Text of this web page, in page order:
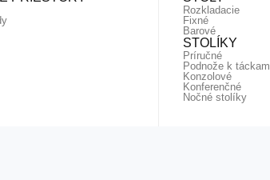
Rozkladacie
Fixné
Barové
STOLÍKY
Príručné
Podnože k táckam
Konzolové
Konferenčné
Nočné stolíky